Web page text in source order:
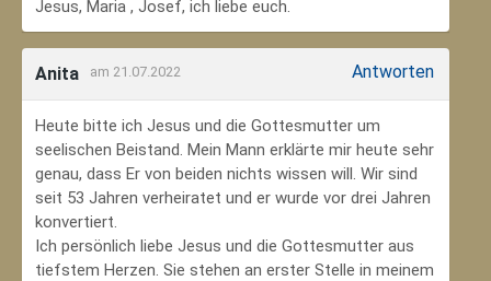
Jesus, Maria , Josef, ich liebe euch.
Anita am 21.07.2022 Antworten
Heute bitte ich Jesus und die Gottesmutter um
seelischen Beistand. Mein Mann erklärte mir heute sehr
genau, dass Er von beiden nichts wissen will. Wir sind
seit 53 Jahren verheiratet und er wurde vor drei Jahren
konvertiert.
Ich persönlich liebe Jesus und die Gottesmutter aus
tiefstem Herzen. Sie stehen an erster Stelle in meinem